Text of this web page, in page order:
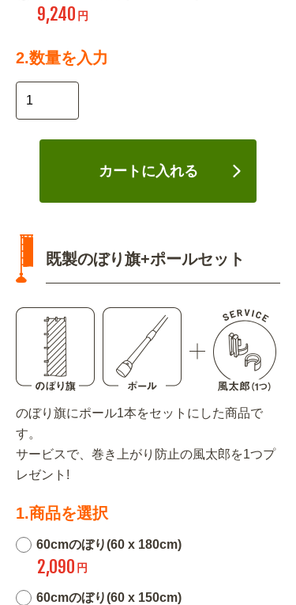
9,240 円
2.数量を入力
カートに入れる
既製のぼり旗+ポールセット
のぼり旗にポール1本をセットにした商品で
す。
サービスで、巻き上がり防止の風太郎を1つプ
レゼント!
1.商品を選択
60cmのぼり(60 x 180cm)
2,090 円
60cmのぼり(60 x 150cm)